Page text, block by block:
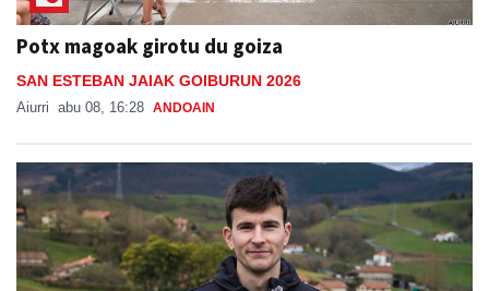
Potx magoak girotu du goiza
SAN ESTEBAN JAIAK GOIBURUN 2026
Aiurri abu 08, 16:28 ANDOAIN